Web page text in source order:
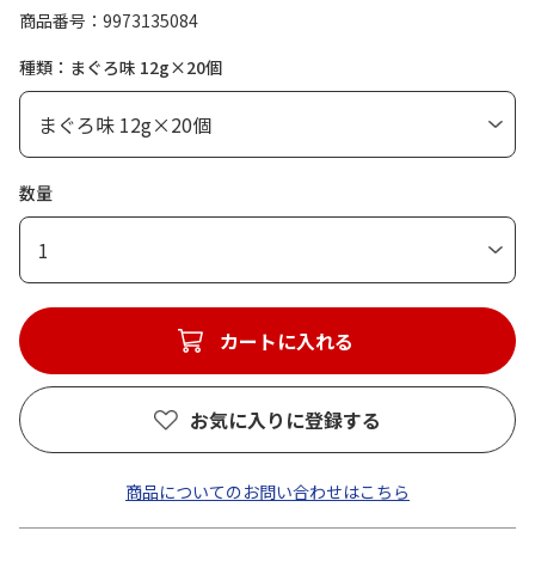
商品番号
9973135084
種類：まぐろ味 12g×20個
数量
1
カートに入れる
お気に入りに登録する
商品についてのお問い合わせはこちら